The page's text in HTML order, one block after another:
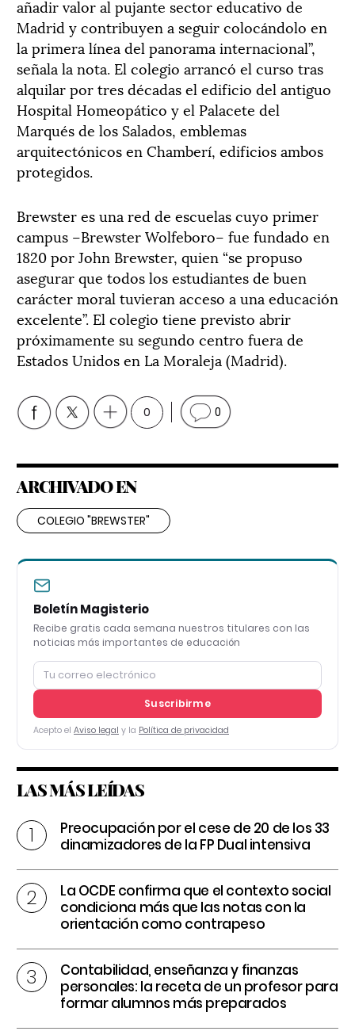
añadir valor al pujante sector educativo de
Madrid y contribuyen a seguir colocándolo en
la primera línea del panorama internacional”,
señala la nota. El colegio arrancó el curso tras
alquilar por tres décadas el edificio del antiguo
Hospital Homeopático y el Palacete del
Marqués de los Salados, emblemas
arquitectónicos en Chamberí, edificios ambos
protegidos.
Brewster es una red de escuelas cuyo primer
campus –Brewster Wolfeboro– fue fundado en
1820 por John Brewster, quien “se propuso
asegurar que todos los estudiantes de buen
carácter moral tuvieran acceso a una educación
excelente”. El colegio tiene previsto abrir
próximamente su segundo centro fuera de
Estados Unidos en La Moraleja (Madrid).
0 0
ARCHIVADO EN
COLEGIO "BREWSTER"
Boletín Magisterio
Recibe gratis cada semana nuestros titulares con las
noticias más importantes de educación
Suscribirme
Acepto el Aviso legal y la Política de privacidad
LAS MÁS LEÍDAS
Preocupación por el cese de 20 de los 33
dinamizadores de la FP Dual intensiva
La OCDE confirma que el contexto social
condiciona más que las notas con la
orientación como contrapeso
Contabilidad, enseñanza y finanzas
personales: la receta de un profesor para
formar alumnos más preparados